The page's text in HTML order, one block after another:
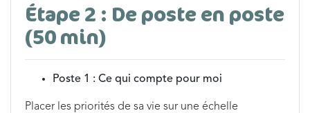
Étape 2 : De poste en poste
(50 min)
Poste 1 : Ce qui compte pour moi
Placer les priorités de sa vie sur une échelle